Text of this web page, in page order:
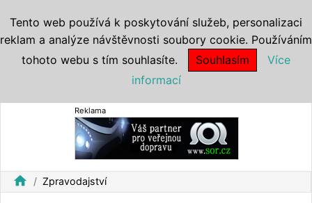
Reklama
home Zpravodajství
Tento web používá k poskytování služeb, personalizaci
reklam a analýze návštěvnosti soubory cookie. Používáním
tohoto webu s tím souhlasíte.
Souhlasím
Více
informací